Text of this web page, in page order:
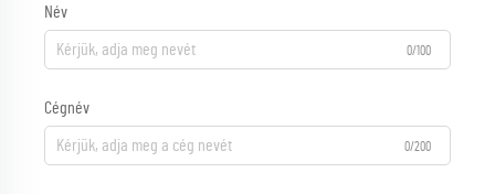
Név
0/100
Cégnév
0/200